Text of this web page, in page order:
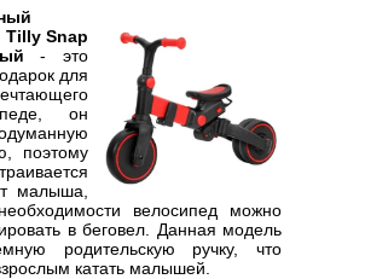
Tilly Snap
- это
для
он
поэтому
малыша,
велосипед можно
в беговел. Данная модель
родительскую ручку, что
катать малышей.